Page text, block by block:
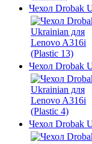
Чехол Drobak
Чехол Drobak
Чехол Drobak